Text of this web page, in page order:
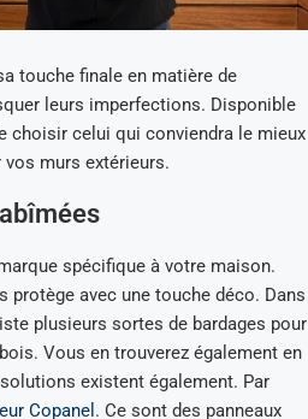
touche finale en matière de
leurs imperfections. Disponible
choisir celui qui conviendra le mieux
murs extérieurs.
spécifique à votre maison.
protège avec une touche déco. Dans
plusieurs sortes de bardages pour
Vous en trouverez également en
existent également. Par
Copanel . Ce sont des panneaux